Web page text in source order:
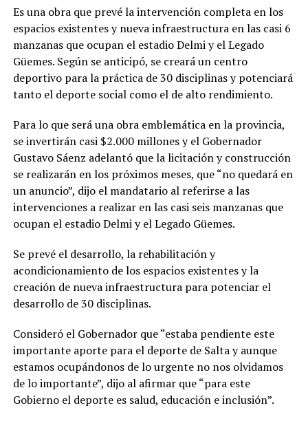
Es una obra que prevé la intervención completa en los
espacios existentes y nueva infraestructura en las casi 6
manzanas que ocupan el estadio Delmi y el Legado
Güemes. Según se anticipó, se creará un centro
deportivo para la práctica de 30 disciplinas y potenciará
tanto el deporte social como el de alto rendimiento.
Para lo que será una obra emblemática en la provincia,
se invertirán casi $2.000 millones y el Gobernador
Gustavo Sáenz adelantó que la licitación y construcción
se realizarán en los próximos meses, que “no quedará en
un anuncio”, dijo el mandatario al referirse a las
intervenciones a realizar en las casi seis manzanas que
ocupan el estadio Delmi y el Legado Güemes.
Se prevé el desarrollo, la rehabilitación y
acondicionamiento de los espacios existentes y la
creación de nueva infraestructura para potenciar el
desarrollo de 30 disciplinas.
Consideró el Gobernador que “estaba pendiente este
importante aporte para el deporte de Salta y aunque
estamos ocupándonos de lo urgente no nos olvidamos
de lo importante”, dijo al afirmar que “para este
Gobierno el deporte es salud, educación e inclusión”.